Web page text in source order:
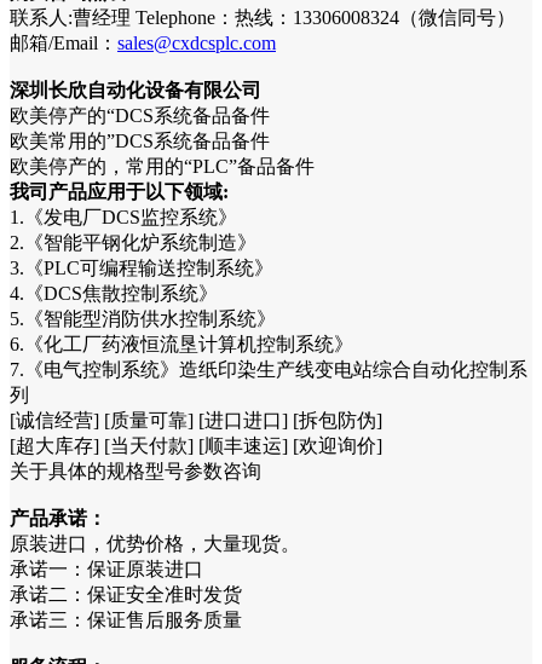
联系人:曹经理 Telephone：热线：13306008324（微信同号）
邮箱/Email： sales@cxdcsplc.com
深圳长欣自动化设备有限公司
欧美停产的“DCS系统备品备件
欧美常用的”DCS系统备品备件
欧美停产的，常用的“PLC”备品备件
我司产品应用于以下领域:
1.《发电厂DCS监控系统》
2.《智能平钢化炉系统制造》
3.《PLC可编程输送控制系统》
4.《DCS焦散控制系统》
5.《智能型消防供水控制系统》
6.《化工厂药液恒流垦计算机控制系统》
7.《电气控制系统》造纸印染生产线变电站综合自动化控制系
列
[诚信经营] [质量可靠] [进口进口] [拆包防伪]
[超大库存] [当天付款] [顺丰速运] [欢迎询价]
关于具体的规格型号参数咨询
产品承诺：
原装进口，优势价格，大量现货。
承诺一：保证原装进口
承诺二：保证安全准时发货
承诺三：保证售后服务质量